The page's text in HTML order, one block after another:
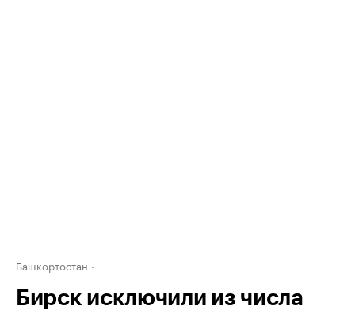
Башкортостан
Бирск исключили из числа